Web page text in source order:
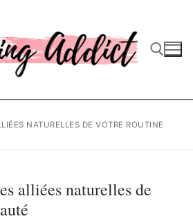
NATURELLES DE VOTRE ROUTINE
alliées naturelles de